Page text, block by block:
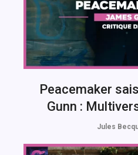
Peacemaker
Gunn :
Jules